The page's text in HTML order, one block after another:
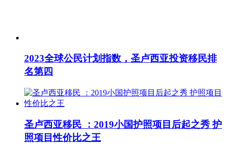
2023全球公民计划指数，圣卢西亚投资移民排
名第四
圣卢西亚移民 ：2019小国护照项目后起之秀 护
照项目性价比之王